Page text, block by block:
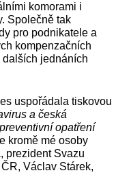
komorami i
Společně tak
pro podnikatele a
kompenzačních
dalších jednáních
uspořádala tiskovou
a česká
opatření
kromě mé osoby
prezident Svazu
Václav Stárek,